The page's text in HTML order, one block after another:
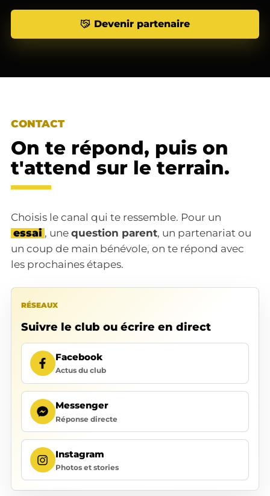
Devenir partenaire
CONTACT
On te répond, puis on
t'attend sur le terrain.
Choisis le canal qui te ressemble. Pour un
essai , unequestion parent, un partenariat ou
un coup de main bénévole, on te répond avec
les prochaines étapes.
RÉSEAUX
Suivre le club ou écrire en direct
Facebook
Actus du club
Messenger
Réponse directe
Instagram
Photos et stories